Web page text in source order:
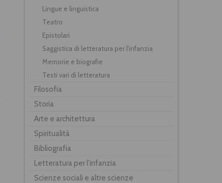
Lingue e linguistica
Teatro
Epistolari
Saggistica di letteratura per l'infanzia
Memorie e biografie
Testi vari di letteratura
Filosofia
Storia
Arte e architettura
Spiritualità
Bibliografia
Letteratura per l'infanzia
Scienze sociali e altre scienze